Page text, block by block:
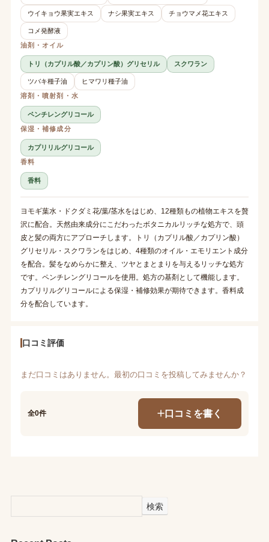
ウイキョウ果実エキス ナシ果実エキス チョウマメ花エキス
コメ発酵液
油剤・オイル
トリ（カプリル酸／カプリン酸）グリセリル スクワラン
ツバキ種子油
ヒマワリ種子油
溶剤・噴射剤・水
ペンチレングリコール
保湿・補修成分
カプリリルグリコール
香料
香料
ヨモギ葉水・ドクダミ花/葉/茎水をはじめ、12種類もの植物エキスを贅
沢に配合。天然由来成分にこだわったボタニカルリッチな処方で、頭
皮と髪の両方にアプローチします。トリ（カプリル酸／カプリン酸）
グリセリル・スクワランをはじめ、4種類のオイル・エモリエント成分
を配合。髪をなめらかに整え、ツヤとまとまりを与えるリッチな処方
です。ペンチレングリコールを使用。処方の基剤として機能します。
カプリリルグリコールによる保湿・補修効果が期待できます。香料成
分を配合しています。
口コミ評価
まだ口コミはありません。最初の口コミを投稿してみませんか？
全0件 口コミを書く
検索